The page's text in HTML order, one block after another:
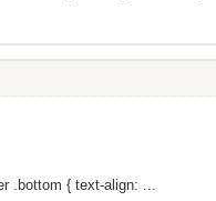
.bottom { text-align: ...